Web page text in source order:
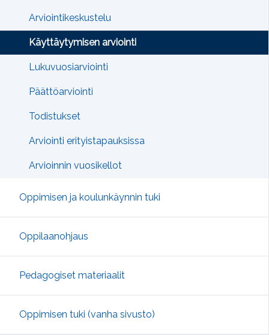
Arviointikeskustelu
Käyttäytymisen arviointi
Lukuvuosiarviointi
Päättöarviointi
Todistukset
Arviointi erityistapauksissa
Arvioinnin vuosikellot
Oppimisen ja koulunkäynnin tuki
Oppilaanohjaus
Pedagogiset materiaalit
Oppimisen tuki (vanha sivusto)